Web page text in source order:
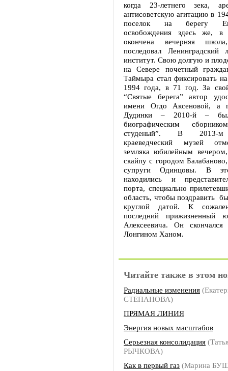
когда 23-летнего зека,
антисоветскую агитацию в
поселок на берегу
освобождения здесь же, в
окончена вечерняя
последовал Ленинградский
институт. Свою долгую и
на Севере почетный
Таймыра стал фиксировать
1994 года, в 71 год. За
“Святые берега” автор
имени Огдо Аксеновой, а
Дудинки – 2010-й – был
биографическим
студеный”. В 2013-м
краеведческий музей
земляка юбилейным
скайпу с городом
супруги Одинцовы. В
находились и
порта, специально
область, чтобы поздравить
круглой датой. К
последний прижизненный
Алексеевича. Он
Лонгином Ханом.
Читайте также в этом
Радиальные изменения
СТЕПАНОВА)
ПРЯМАЯ ЛИНИЯ
Энергия новых масштабов
Серьезная консолидация
РЫЧКОВА)
Как в первый газ (Марина